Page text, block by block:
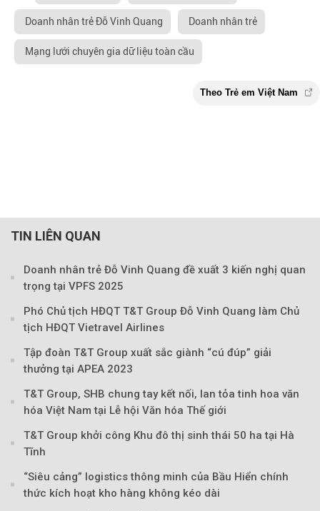
Doanh nhân trẻ Đỗ Vinh Quang Doanh nhân trẻ
Mạng lưới chuyên gia dữ liệu toàn cầu
TIN LIÊN QUAN
Doanh nhân trẻ Đỗ Vinh Quang đề xuất 3 kiến nghị quan
trọng tại VPFS 2025
Phó Chủ tịch HĐQT T&T Group Đỗ Vinh Quang làm Chủ
tịch HĐQT Vietravel Airlines
Tập đoàn T&T Group xuất sắc giành “cú đúp” giải
thưởng tại APEA 2023
T&T Group, SHB chung tay kết nối, lan tỏa tinh hoa văn
hóa Việt Nam tại Lễ hội Văn hóa Thế giới
T&T Group khởi công Khu đô thị sinh thái 50 ha tại Hà
Tĩnh
“Siêu cảng” logistics thông minh của Bầu Hiển chính
thức kích hoạt kho hàng không kéo dài